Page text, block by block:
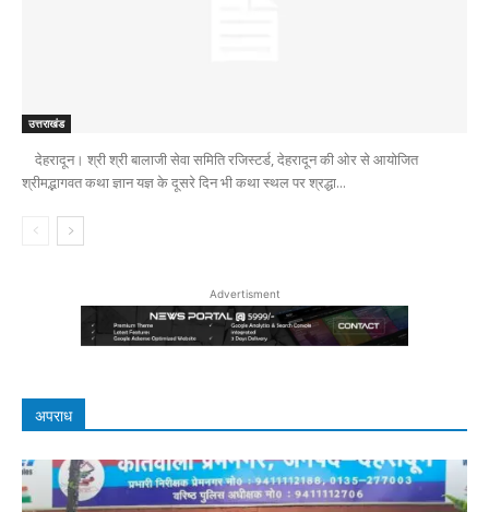
उत्तराखंड
देहरादून। श्री श्री बालाजी सेवा समिति रजिस्टर्ड, देहरादून की ओर से आयोजित
श्रीमद्भागवत कथा ज्ञान यज्ञ के दूसरे दिन भी कथा स्थल पर श्रद्धा...
Advertisment
अपराध